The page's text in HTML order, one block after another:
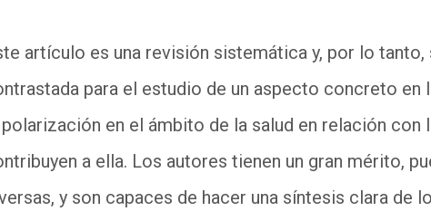
artículo es una revisión sistemática y, por lo
para el estudio de un aspecto concreto
polarización en el ámbito de la salud en relación
a ella. Los autores tienen un gran mérito,
y son capaces de hacer una síntesis clara de